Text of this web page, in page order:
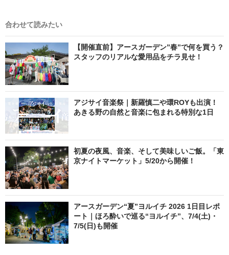
合わせて読みたい
【開催直前】アースガーデン”春”で何を買う？
スタッフのリアルな愛用品をチラ見せ！
アジサイ音楽祭｜新羅慎二や環ROYも出演！
あきる野の自然と音楽に包まれる特別な1日
初夏の夜風、音楽、そして美味しいご飯。「東
京ナイトマーケット」5/20から開催！
アースガーデン“夏”ヨルイチ 2026 1日目レポ
ート｜ほろ酔いで巡る“ヨルイチ”、7/4(土)・
7/5(日)も開催